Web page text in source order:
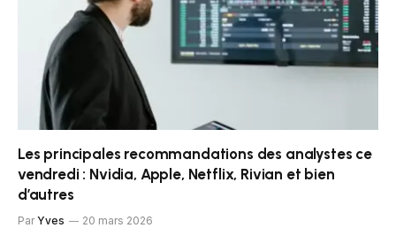
Les principales recommandations des analystes ce
vendredi : Nvidia, Apple, Netflix, Rivian et bien
d’autres
Par Yves 20 mars 2026